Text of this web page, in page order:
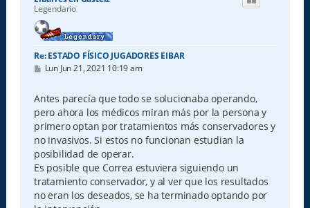
Legendario
Re: ESTADO FÍSICO JUGADORES EIBAR
M
s
a
j
e
Lun Jun 21, 2021 10:19 am
Antes parecía que todo se solucionaba operando,
pero ahora los médicos miran más por la persona y
primero optan por tratamientos más conservadores y
no invasivos. Si estos no funcionan estudian la
posibilidad de operar.
Es posible que Correa estuviera siguiendo un
tratamiento conservador, y al ver que los resultados
no eran los deseados, se ha terminado optando por